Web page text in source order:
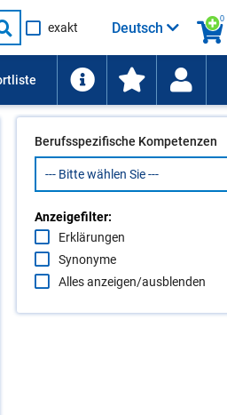
Suche
starten
exakt
0
Deutsch
Berufsspezifische Kompetenzen
Anzeigefilter:
Erklärungen
Synonyme
Alles anzeigen/ausblenden